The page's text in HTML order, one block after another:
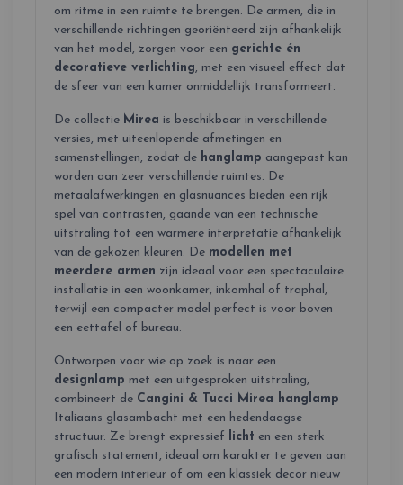
om ritme in een ruimte te brengen. De armen, die in
verschillende richtingen georiënteerd zijn afhankelijk
van het model, zorgen voor een gerichte én
decoratieve verlichting, met een visueel effect dat
de sfeer van een kamer onmiddellijk transformeert.
De collectie Mirea is beschikbaar in verschillende
versies, met uiteenlopende afmetingen en
samenstellingen, zodat de hanglamp aangepast kan
worden aan zeer verschillende ruimtes. De
metaalafwerkingen en glasnuances bieden een rijk
spel van contrasten, gaande van een technische
uitstraling tot een warmere interpretatie afhankelijk
van de gekozen kleuren. De modellen met
meerdere armen zijn ideaal voor een spectaculaire
installatie in een woonkamer, inkomhal of traphal,
terwijl een compacter model perfect is voor boven
een eettafel of bureau.
Ontworpen voor wie op zoek is naar een
designlamp met een uitgesproken uitstraling,
combineert de Cangini & Tucci Mirea hanglamp
Italiaans glasambacht met een hedendaagse
structuur. Ze brengt expressief
licht en een sterk
grafisch statement, ideaal om karakter te geven aan
een modern interieur of om een klassiek decor nieuw